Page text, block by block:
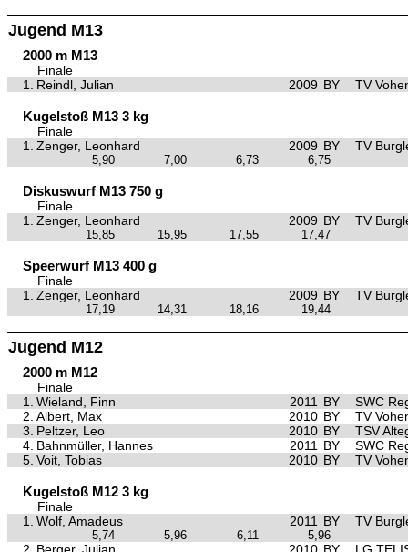
Jugend M13
2000 m M13
Finale
1.
Reindl, Julian 2009 BY TV
Kugelstoß M13 3 kg
Finale
1.
Zenger, Leonhard 2009 BY TV
5,90 7,00 6,73 6,75
Diskuswurf M13 750 g
Finale
1.
Zenger, Leonhard 2009 BY TV
15,85 15,95 17,55 17,47
Speerwurf M13 400 g
Finale
1.
Zenger, Leonhard 2009 BY TV
17,19 14,31 18,16 19,44
Jugend M12
2000 m M12
Finale
1.
Wieland, Finn 2011 BY
SWC
2. Albert, Max 2010 BY
TV
3. Peltzer, Leo 2010 BY
TSV
4. Bahnmüller, Hannes 2011 BY
SWC
5. Voit, Tobias 2010 BY TV
Kugelstoß M12 3 kg
Finale
1.
Wolf, Amadeus 2011 BY TV
5,74 5,96 6,11 5,96